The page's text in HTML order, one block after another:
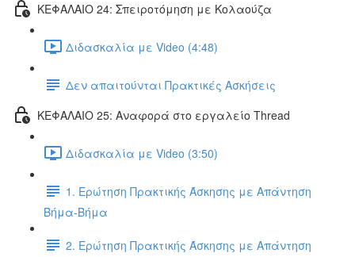
ΚΕΦΑΛΑΙΟ 24: Σπειροτόμηση με Κολαούζα
Διδασκαλία με Video (4:48)
Δεν απαιτούνται Πρακτικές Ασκήσεις
ΚΕΦΑΛΑΙΟ 25: Αναφορά στο εργαλείο Thread
Διδασκαλία με Video (3:50)
1. Ερώτηση Πρακτικής Άσκησης με Απάντηση
Βήμα-Βήμα
2. Ερώτηση Πρακτικής Άσκησης με Απάντηση